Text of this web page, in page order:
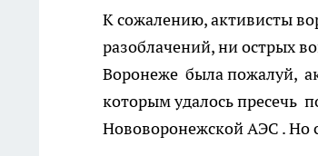
К сожалению, активисты
разоблачений, ни острых
Воронеже была пожалуй,
которым удалось пресечь
Нововоронежской АЭС . Но